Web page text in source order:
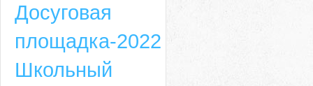
Досуговая
площадка-2022
Школьный